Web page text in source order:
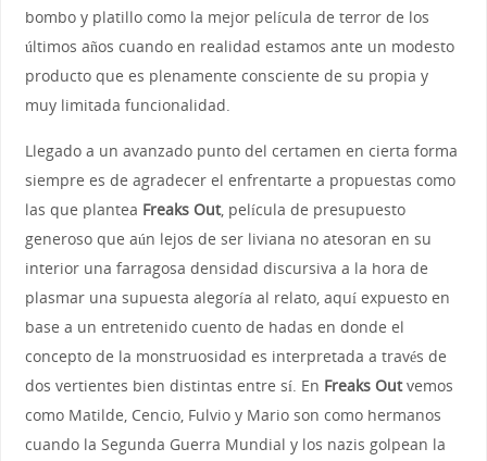
bombo y platillo como la mejor película de terror de los
últimos años cuando en realidad estamos ante un modesto
producto que es plenamente consciente de su propia y
muy limitada funcionalidad.
Llegado a un avanzado punto del certamen en cierta forma
siempre es de agradecer el enfrentarte a propuestas como
las que plantea Freaks Out, película de presupuesto
generoso que aún lejos de ser liviana no atesoran en su
interior una farragosa densidad discursiva a la hora de
plasmar una supuesta alegoría al relato, aquí expuesto en
base a un entretenido cuento de hadas en donde el
concepto de la monstruosidad es interpretada a través de
dos vertientes bien distintas entre sí. En Freaks Outvemos
como Matilde, Cencio, Fulvio y Mario son como hermanos
cuando la Segunda Guerra Mundial y los nazis golpean la